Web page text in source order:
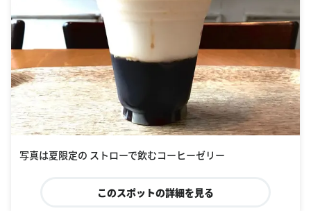
写真は夏限定の ストローで飲むコーヒーゼリー
このスポットの詳細を見る